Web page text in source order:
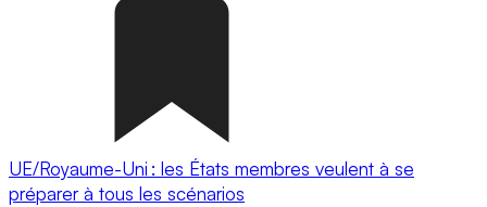
UE/Royaume-Uni : les États membres veulent à se
préparer à tous les scénarios